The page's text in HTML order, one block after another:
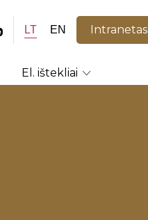
LT EN Intranetas
El. ištekliai